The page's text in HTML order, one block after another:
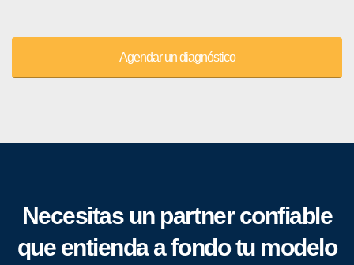
Agendar un diagnóstico
Necesitas un partner confiable
que entienda a fondo tu modelo